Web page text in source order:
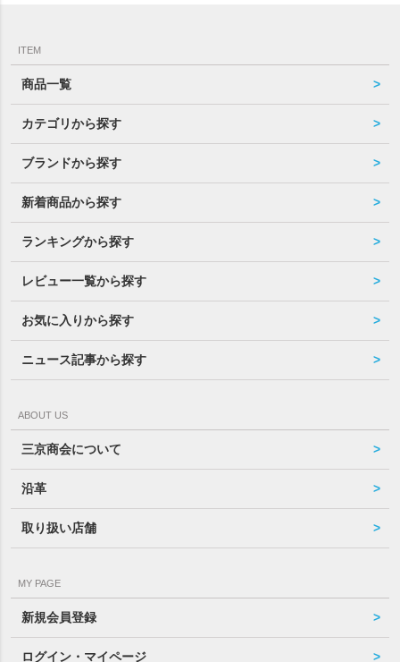
ITEM
商品一覧
カテゴリから探す
ブランドから探す
新着商品から探す
ランキングから探す
レビュー一覧から探す
お気に入りから探す
ニュース記事から探す
ABOUT US
三京商会について
沿革
取り扱い店舗
MY PAGE
新規会員登録
ログイン・マイページ